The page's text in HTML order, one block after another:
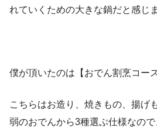
れていくための大きな鍋だと感じ
僕が頂いたのは【おでん割烹コー
こちらはお造り、焼きもの、揚げ
弱のおでんから3種選ぶ仕様なので